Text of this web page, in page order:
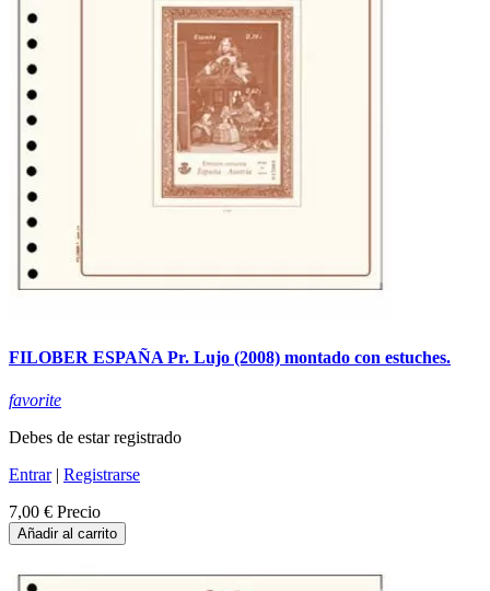
FILOBER ESPAÑA Pr. Lujo (2008) montado con estuches.
favorite
Debes de estar registrado
Entrar| Registrarse
7,00 € Precio
Añadir al carrito